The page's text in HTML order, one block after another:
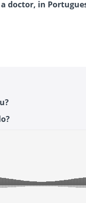
doctor, in